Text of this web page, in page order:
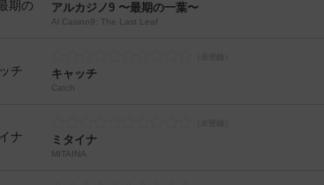
アルカジノ9 〜最期の一葉〜
Al Casino9: The Last Leaf
キャッチ
Catch
ミタイナ
MITAINA